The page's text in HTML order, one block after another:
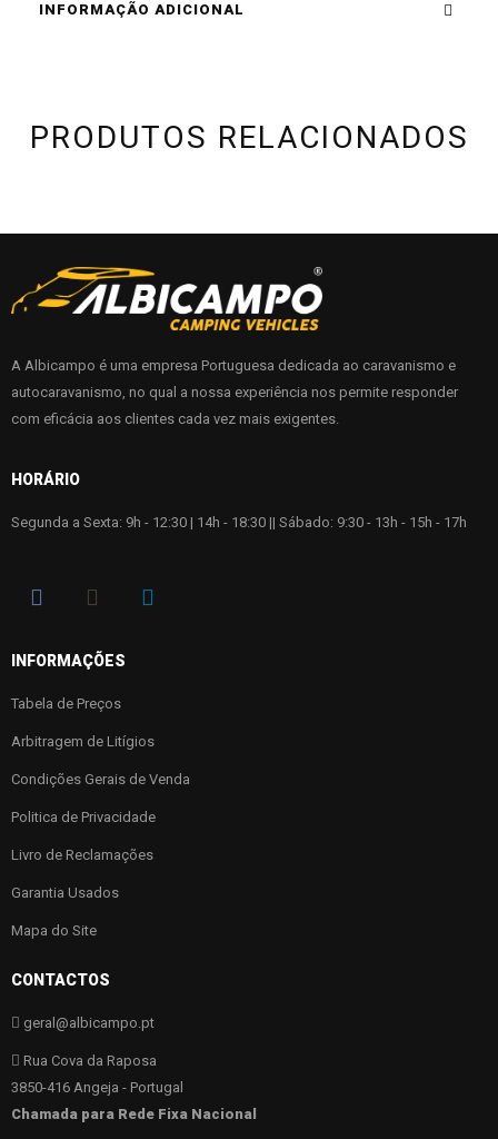
INFORMAÇÃO ADICIONAL
PRODUTOS RELACIONADOS
A Albicampo é uma empresa Portuguesa dedicada ao caravanismo e
autocaravanismo, no qual a nossa experiência nos permite responder
com eficácia aos clientes cada vez mais exigentes.
HORÁRIO
Segunda a Sexta: 9h - 12:30 | 14h - 18:30 || Sábado: 9:30 - 13h - 15h - 17h
INFORMAÇÕES
Tabela de Preços
Arbitragem de Litígios
Condições Gerais de Venda
Politica de Privacidade
Livro de Reclamações
Garantia Usados
Mapa do Site
CONTACTOS
geral@albicampo.pt
Rua Cova da Raposa
3850-416 Angeja - Portugal
Chamada para Rede Fixa Nacional